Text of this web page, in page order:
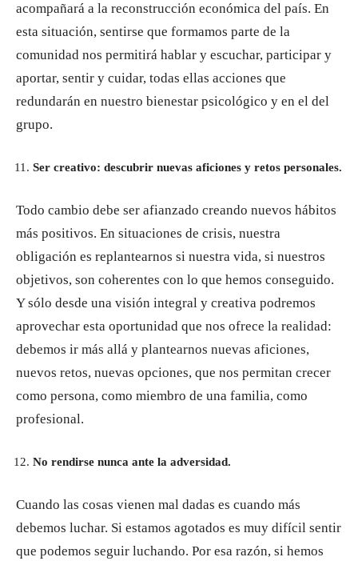
acompañará a la reconstrucción económica del país. En
esta situación, sentirse que formamos parte de la
comunidad nos permitirá hablar y escuchar, participar y
aportar, sentir y cuidar, todas ellas acciones que
redundarán en nuestro bienestar psicológico y en el del
grupo.
Ser creativo: descubrir nuevas aficiones y retos personales.
Todo cambio debe ser afianzado creando nuevos hábitos
más positivos. En situaciones de crisis, nuestra
obligación es replantearnos si nuestra vida, si nuestros
objetivos, son coherentes con lo que hemos conseguido.
Y sólo desde una visión integral y creativa podremos
aprovechar esta oportunidad que nos ofrece la realidad:
debemos ir más allá y plantearnos nuevas aficiones,
nuevos retos, nuevas opciones, que nos permitan crecer
como persona, como miembro de una familia, como
profesional.
No rendirse nunca ante la adversidad.
Cuando las cosas vienen mal dadas es cuando más
debemos luchar. Si estamos agotados es muy difícil sentir
que podemos seguir luchando. Por esa razón, si hemos